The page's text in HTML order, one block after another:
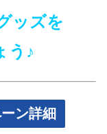
ッズを
う♪
ン詳細